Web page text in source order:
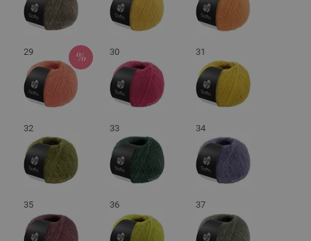
29 30 31
32 33 34
35 36 37